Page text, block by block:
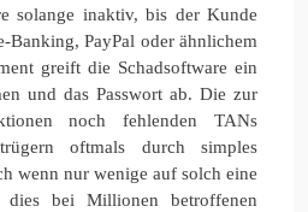
solange inaktiv, bis der Kunde
Banking, PayPal oder ähnlichem
greift die Schadsoftware ein
und das Passwort ab. Die zur
noch fehlenden TANs
oftmals durch simples
wenn nur wenige auf solch eine
dies bei Millionen betroffenen